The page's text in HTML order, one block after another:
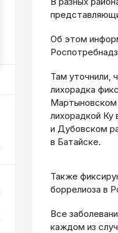
Об этом
Там уточнили,
лихорадка
Мартыновском
лихорадкой
и Дубовском
в Батайске.
Также
боррелиоза в
Все
каждом из